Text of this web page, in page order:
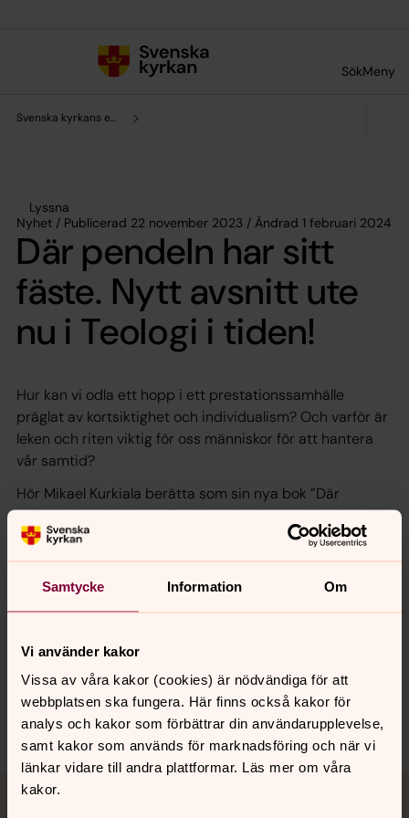
Samtycke Information Om
Vi använder kakor
Vissa av våra kakor (cookies) är nödvändiga för att
webbplatsen ska fungera. Här finns också kakor för
analys och kakor som förbättrar din användarupplevelse,
samt kakor som används för marknadsföring och när vi
länkar vidare till andra plattformar. Läs mer om våra
kakor.
SökMeny
Svenska kyrkans enhet för forskning och analys
Lyssna
Nyhet / Publicerad 22 november 2023 / Ändrad 1 februari 2024
Där pendeln har sitt
fäste. Nytt avsnitt ute
nu i Teologi i tiden!
Hur kan vi odla ett hopp i ett prestationssamhälle
präglat av kortsiktighet och individualism? Och varför är
leken och riten viktig för oss människor för att hantera
vår samtid?
Hör Mikael Kurkiala berätta som sin nya bok ”Där
pendeln har sitt fäste. Om det eviga i människan”.
Teologi i tiden är en podd om olika samtidsteologiska
analys.
Dela
Tillbaka till toppen
Tillbaka till innehållet